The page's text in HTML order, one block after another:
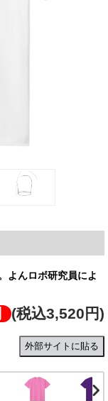
よんロボ研究員によ
(税込3,520円)
外部サイトに貼る